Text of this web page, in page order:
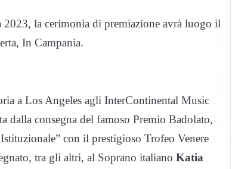
2023, la cerimonia di premiazione avrà luogo il
In Campania.
a Los Angeles agli InterContinental Music
dalla consegna del famoso Premio Badolato,
con il prestigioso Trofeo Venere
tra gli altri, al Soprano italiano Katia